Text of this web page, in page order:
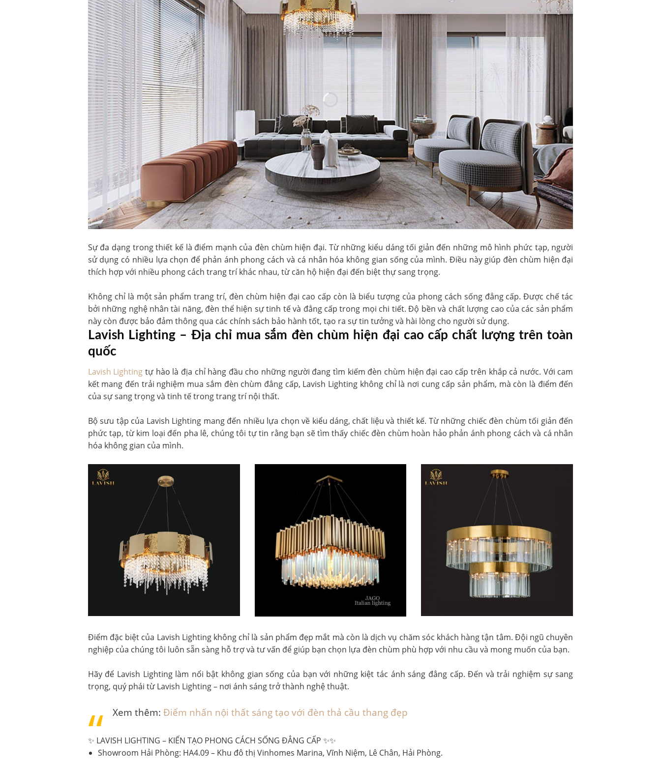
Sự đa dạng trong thiết kế là điểm mạnh của đèn chùm hiện đại. Từ những kiểu dáng tối giản đến những mô hình phức tạp, người
sử dụng có nhiều lựa chọn để phản ánh phong cách và cá nhân hóa không gian sống của mình. Điều này giúp đèn chùm hiện đại
thích hợp với nhiều phong cách trang trí khác nhau, từ căn hộ hiện đại đến biệt thự sang trọng.
Không chỉ là một sản phẩm trang trí, đèn chùm hiện đại cao cấp còn là biểu tượng của phong cách sống đẳng cấp. Được chế tác
bởi những nghệ nhân tài năng, đèn thể hiện sự tinh tế và đẳng cấp trong mọi chi tiết. Độ bền và chất lượng cao của các sản phẩm
này còn được bảo đảm thông qua các chính sách bảo hành tốt, tạo ra sự tin tưởng và hài lòng cho người sử dụng.
Lavish Lighting – Địa chỉ mua sắm đèn chùm hiện đại cao cấp chất lượng trên toàn
quốc
Lavish Lighting tự hào là địa chỉ hàng đầu cho những người đang tìm kiếm đèn chùm hiện đại cao cấp trên khắp cả nước. Với cam
kết mang đến trải nghiệm mua sắm đèn chùm đẳng cấp, Lavish Lighting không chỉ là nơi cung cấp sản phẩm, mà còn là điểm đến
của sự sang trọng và tinh tế trong trang trí nội thất.
Bộ sưu tập của Lavish Lighting mang đến nhiều lựa chọn về kiểu dáng, chất liệu và thiết kế. Từ những chiếc đèn chùm tối giản đến
phức tạp, từ kim loại đến pha lê, chúng tôi tự tin rằng bạn sẽ tìm thấy chiếc đèn chùm hoàn hảo phản ánh phong cách và cá nhân
hóa không gian của mình.
Điểm đặc biệt của Lavish Lighting không chỉ là sản phẩm đẹp mắt mà còn là dịch vụ chăm sóc khách hàng tận tâm. Đội ngũ chuyên
nghiệp của chúng tôi luôn sẵn sàng hỗ trợ và tư vấn để giúp bạn chọn lựa đèn chùm phù hợp với nhu cầu và mong muốn của bạn.
Hãy để Lavish Lighting làm nổi bật không gian sống của bạn với những kiệt tác ánh sáng đẳng cấp. Đến và trải nghiệm sự sang
trọng, quý phái từ Lavish Lighting – nơi ánh sáng trở thành nghệ thuật.
Xem thêm: Điểm nhấn nội thất sáng tạo với đèn thả cầu thang đẹp
✨ LAVISH LIGHTING – KIẾN TẠO PHONG CÁCH SỐNG ĐẲNG CẤP ✨✨
Showroom Hải Phòng: HA4.09 – Khu đô thị Vinhomes Marina, Vĩnh Niệm, Lê Chân, Hải Phòng.